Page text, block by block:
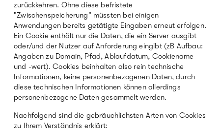
zurückkehren. Ohne diese befristete
"Zwischenspeicherung" müssten bei einigen
Anwendungen bereits getätigte Eingaben erneut erfolgen.
Ein Cookie enthält nur die Daten, die ein Server ausgibt
oder/und der Nutzer auf Anforderung eingibt (zB Aufbau:
Angaben zu Domain, Pfad, Ablaufdatum, Cookiename
und -wert).Cookies beinhalten also rein technische
Informationen, keine personenbezogenen Daten, durch
diese technischen Informationen können allerdings
personenbezogene Daten gesammelt werden.
Nachfolgend sind die gebräuchlichsten Arten von Cookies
zu Ihrem Verständnis erklärt: